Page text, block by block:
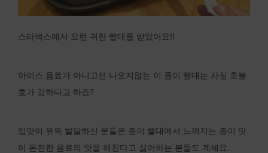
스타벅스에서 요런 귀한 빨대를 받았어요!!
아이스 음료가 아니고선 나오지않는 이 종이 빨대는 사실 호불
호가 강하다고 하죠?
입맛이 유독 발달하신 분들은 종이 빨대에서 느껴지는 종이 맛
이 온전한 음료의 맛을 해친다고 싫어하는 분들도 계세요.